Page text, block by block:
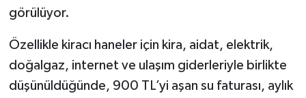
görülüyor.
Özellikle kiracı haneler için kira, aidat, elektrik,
doğalgaz, internet ve ulaşım giderleriyle birlikte
düşünüldüğünde, 900 TL’yi aşan su faturası, aylık